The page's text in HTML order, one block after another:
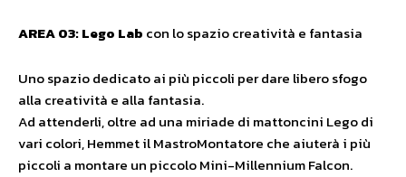
AREA 03:Lego Lab con lo spazio creatività e fantasia
Uno spazio dedicato ai più piccoli per dare libero sfogo
alla creatività e alla fantasia.
Ad attenderli, oltre ad una miriade di mattoncini Lego di
vari colori, Hemmet il MastroMontatore che aiuterà i più
piccoli a montare un piccolo Mini-Millennium Falcon.